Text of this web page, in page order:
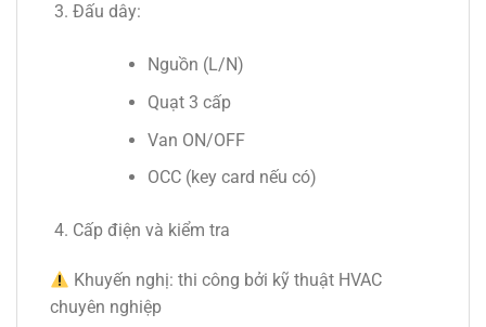
Đấu dây:
Nguồn (L/N)
Quạt 3 cấp
Van ON/OFF
OCC (key card nếu có)
Cấp điện và kiểm tra
Khuyến nghị: thi công bởi kỹ thuật HVAC
chuyên nghiệp